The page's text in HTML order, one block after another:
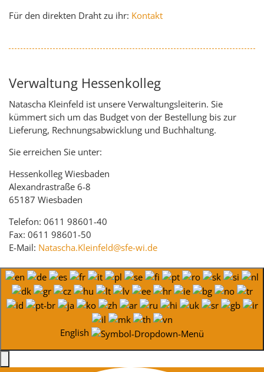
Für den direkten Draht zu ihr: Kontakt
Verwaltung Hessenkolleg
Natascha Kleinfeld ist unsere Verwaltungsleiterin. Sie
kümmert sich um das Budget von der Bestellung bis zur
Lieferung, Rechnungsabwicklung und Buchhaltung.
Sie erreichen Sie unter:
Hessenkolleg Wiesbaden
Alexandrastraße 6-8
65187 Wiesbaden
Telefon: 0611 98601-40
Fax: 0611 98601-50
E-Mail: Natascha.Kleinfeld@sfe-wi.de
English